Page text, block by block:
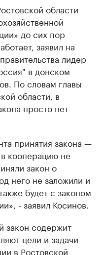
области
до сих пор
заявил на
лидер
в донском
По словам главы
области, в
просто нет
принятия закона —
кооперацию не
закон о
него не заложили и
будет с законом
- заявил Косинов.
закон содержит
цели и задачи
в Ростовской